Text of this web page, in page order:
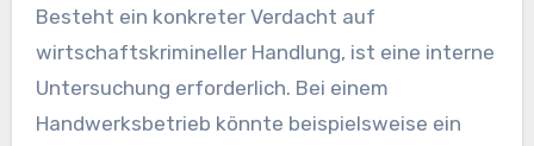
Besteht ein konkreter Verdacht auf
wirtschaftskrimineller Handlung, ist eine interne
Untersuchung erforderlich. Bei einem
Handwerksbetrieb könnte beispielsweise ein